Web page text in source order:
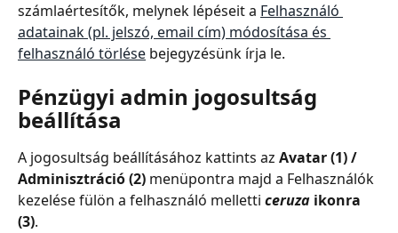
számlaértesítők, melynek lépéseit a Felhasználó
adatainak (pl. jelszó, email cím) módosítása és
felhasználó törlése bejegyzésünk írja le.
Pénzügyi admin jogosultság
beállítása
A jogosultság beállításához kattints az Avatar (1) /
Adminisztráció (2) menüpontra majd a Felhasználók
kezelése fülön a felhasználó melletti ceruza ikonra
(3).